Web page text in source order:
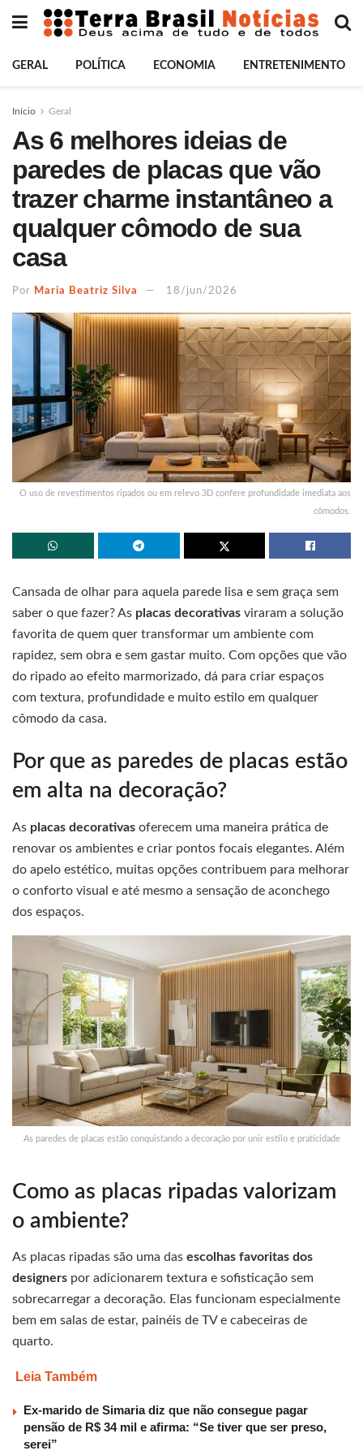
GERAL POLÍTICA ECONOMIA ENTRETENIMENTO
Início Geral
As 6 melhores ideias de
paredes de placas que vão
trazer charme instantâneo a
qualquer cômodo de sua
casa
Por Maria Beatriz Silva 18/jun/2026
O uso de revestimentos ripados ou em relevo 3D confere profundidade imediata aos
cômodos.
Cansada de olhar para aquela parede lisa e sem graça sem
saber o que fazer? As placas decorativas viraram a solução
favorita de quem quer transformar um ambiente com
rapidez, sem obra e sem gastar muito. Com opções que vão
do ripado ao efeito marmorizado, dá para criar espaços
com textura, profundidade e muito estilo em qualquer
cômodo da casa.
Por que as paredes de placas estão
em alta na decoração?
As placas decorativas oferecem uma maneira prática de
renovar os ambientes e criar pontos focais elegantes. Além
do apelo estético, muitas opções contribuem para melhorar
o conforto visual e até mesmo a sensação de aconchego
dos espaços.
As paredes de placas estão conquistando a decoração por unir estilo e praticidade
Como as placas ripadas valorizam
o ambiente?
As placas ripadas são uma das escolhas favoritas dos
designers por adicionarem textura e sofisticação sem
sobrecarregar a decoração. Elas funcionam especialmente
bem em salas de estar, painéis de TV e cabeceiras de
quarto.
Leia Também
Ex-marido de Simaria diz que não consegue pagar
pensão de R$ 34 mil e afirma: “Se tiver que ser preso,
serei”